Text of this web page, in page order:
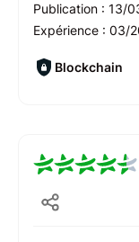
Publication : 13/
Expérience : 03/
Blockchain